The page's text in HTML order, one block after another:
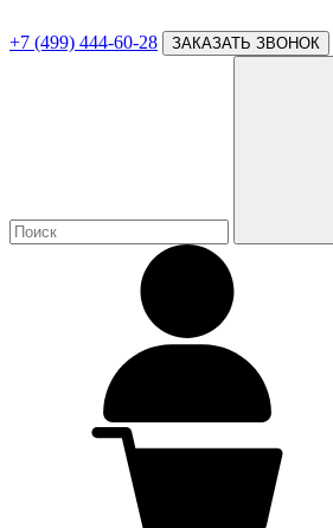
+7 (499) 444-60-28 ЗАКАЗАТЬ ЗВОНОК